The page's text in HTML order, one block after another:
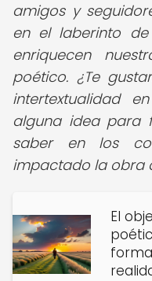
amigos y
en el laberinto
enriquecen
poético. ¿Te
intertextualidad
alguna idea para
saber en los
impactado la obra
El